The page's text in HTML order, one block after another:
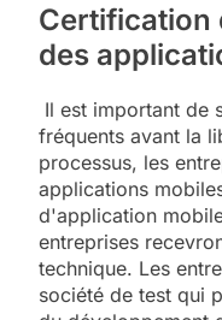
Certification
des
Il est important de
fréquents avant la
processus, les
applications
d'application
entreprises
technique. Les
société de test qui